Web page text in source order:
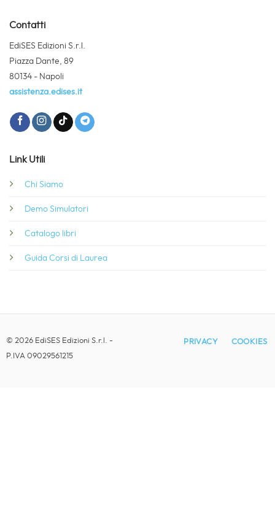
Link Utili
Demo Simulatori
Guida Corsi di Laurea
© 2026 EdiSES Edizioni S.r.l. -